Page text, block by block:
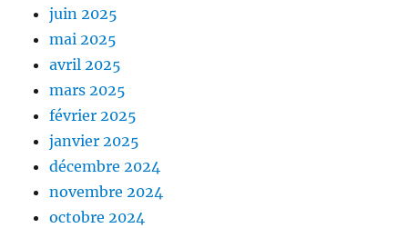
juin 2025
mai 2025
avril 2025
mars 2025
février 2025
janvier 2025
décembre 2024
novembre 2024
octobre 2024